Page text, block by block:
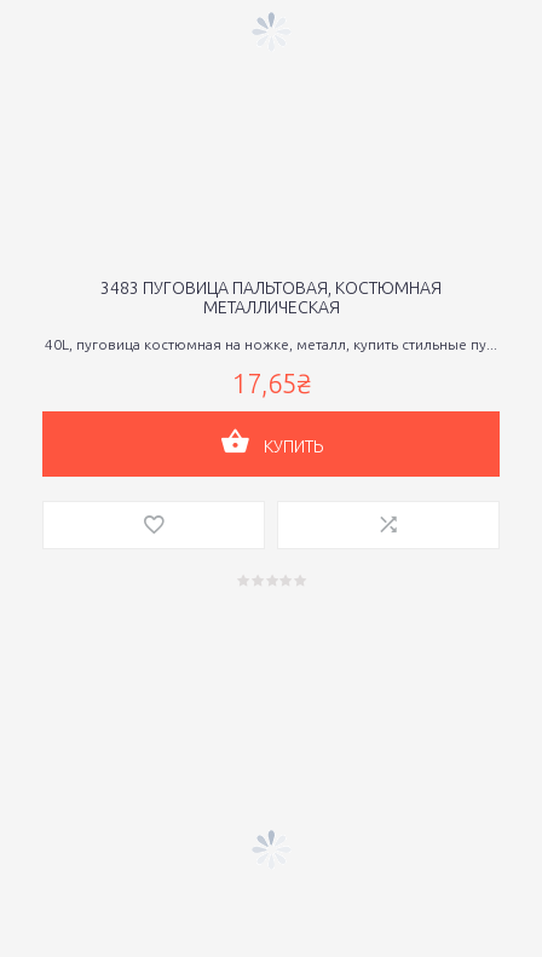
3483 ПУГОВИЦА ПАЛЬТОВАЯ, КОСТЮМНАЯ
МЕТАЛЛИЧЕСКАЯ
40L, пуговица костюмная на ножке, металл, купить стильные пу...
17,65₴
КУПИТЬ